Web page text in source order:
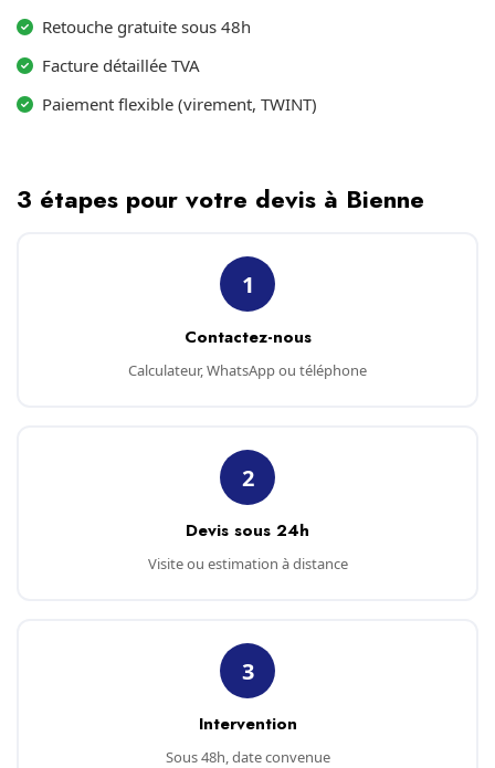
Retouche gratuite sous 48h
Facture détaillée TVA
Paiement flexible (virement, TWINT)
3 étapes pour votre devis à Bienne
1
Contactez-nous
Calculateur, WhatsApp ou téléphone
2
Devis sous 24h
Visite ou estimation à distance
3
Intervention
Sous 48h, date convenue